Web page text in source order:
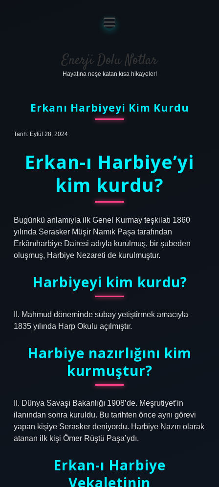
Anasayfa
Gizlilik Politikası
Yasal Uyarı
menüyü
aç
Enerji Dolu Notlar
Hayatına neşe katan kısa hikayeler!
Erkanı Harbiyeyi Kim Kurdu
Tarih: Eylül 28, 2024
Erkan-ı Harbiye’yi
kim kurdu?
Bugünkü anlamıyla ilk Genel Kurmay teşkilatı 1860
yılında Serasker Müşir Namık Paşa tarafından
Erkânıharbiye Dairesi adıyla kurulmuş, bir şubeden
oluşmuş, Harbiye Nezareti de kurulmuştur.
Harbiyeyi kim kurdu?
II. Mahmud döneminde subay yetiştirmek amacıyla
1835 yılında Harp Okulu açılmıştır.
Harbiye nazırlığını kim
kurmuştur?
II. Dünya Savaşı Bakanlığı 1908’de. Meşrutiyet’in
ilanından sonra kuruldu. Bu tarihten önce aynı görevi
yapan kişiye Serasker deniyordu. Harbiye Nazırı olarak
atanan ilk kişi Ömer Rüştü Paşa’ydı.
Erkan-ı Harbiye
Vekaletinin